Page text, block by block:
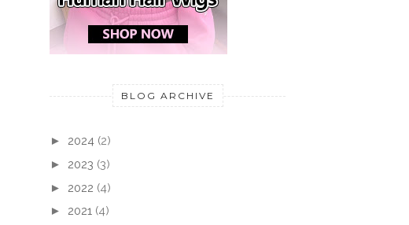
BLOG ARCHIVE
► 2024 (2)
► 2023 (3)
► 2022 (4)
► 2021 (4)